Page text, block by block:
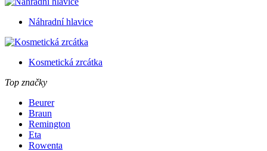
Náhradní hlavice
Kosmetická zrcátka
Top značky
Beurer
Braun
Remington
Eta
Rowenta